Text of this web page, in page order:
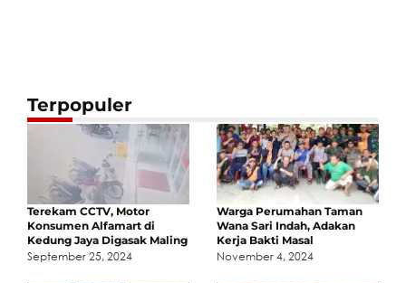
Terpopuler
Terekam CCTV, Motor
Konsumen Alfamart di
Kedung Jaya Digasak Maling
September 25, 2024
Warga Perumahan Taman
Wana Sari Indah, Adakan
Kerja Bakti Masal
November 4, 2024